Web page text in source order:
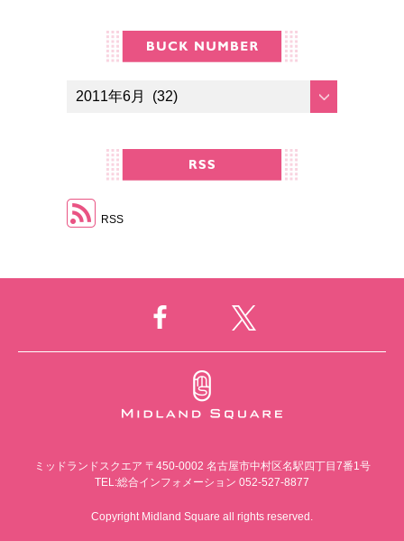
RSS
ミッドランドスクエア 〒450-0002 名古屋市中村区名駅四丁目7番1号
TEL:総合インフォメーション 052-527-8877
Copyright Midland Square all rights reserved.